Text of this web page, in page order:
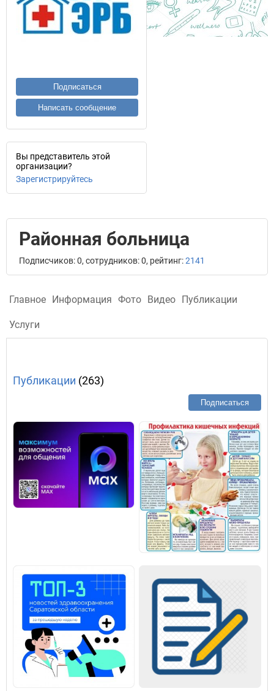
Подписаться
Написать сообщение
Вы представитель этой
организации?
Зарегистрируйтесь
Районная больница
Подписчиков: 0, сотрудников: 0, рейтинг:2141
Главное Информация Фото Видео Публикации
Услуги
Публикации (263)
Подписаться